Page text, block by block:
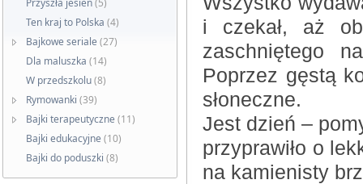
Przyszła jesień(5)
Ten kraj to Polska (4)
Bajkowe seriale (27)
Dla maluszka (14)
W przedszkolu(8)
Rymowanki (39)
Bajki terapeutyczne (11)
Bajki edukacyjne (10)
Bajki do poduszki (8)
i czekał, aż
zaschniętego
Poprzez gęstą
słoneczne.
Jest dzień –
przyprawiło o
na kamienisty